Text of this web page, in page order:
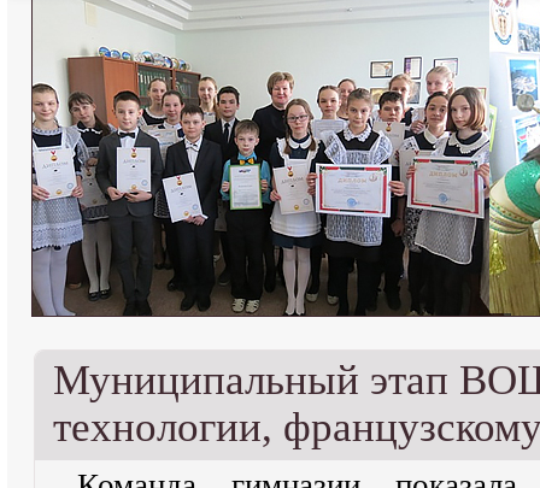
Муниципальный этап
технологии,